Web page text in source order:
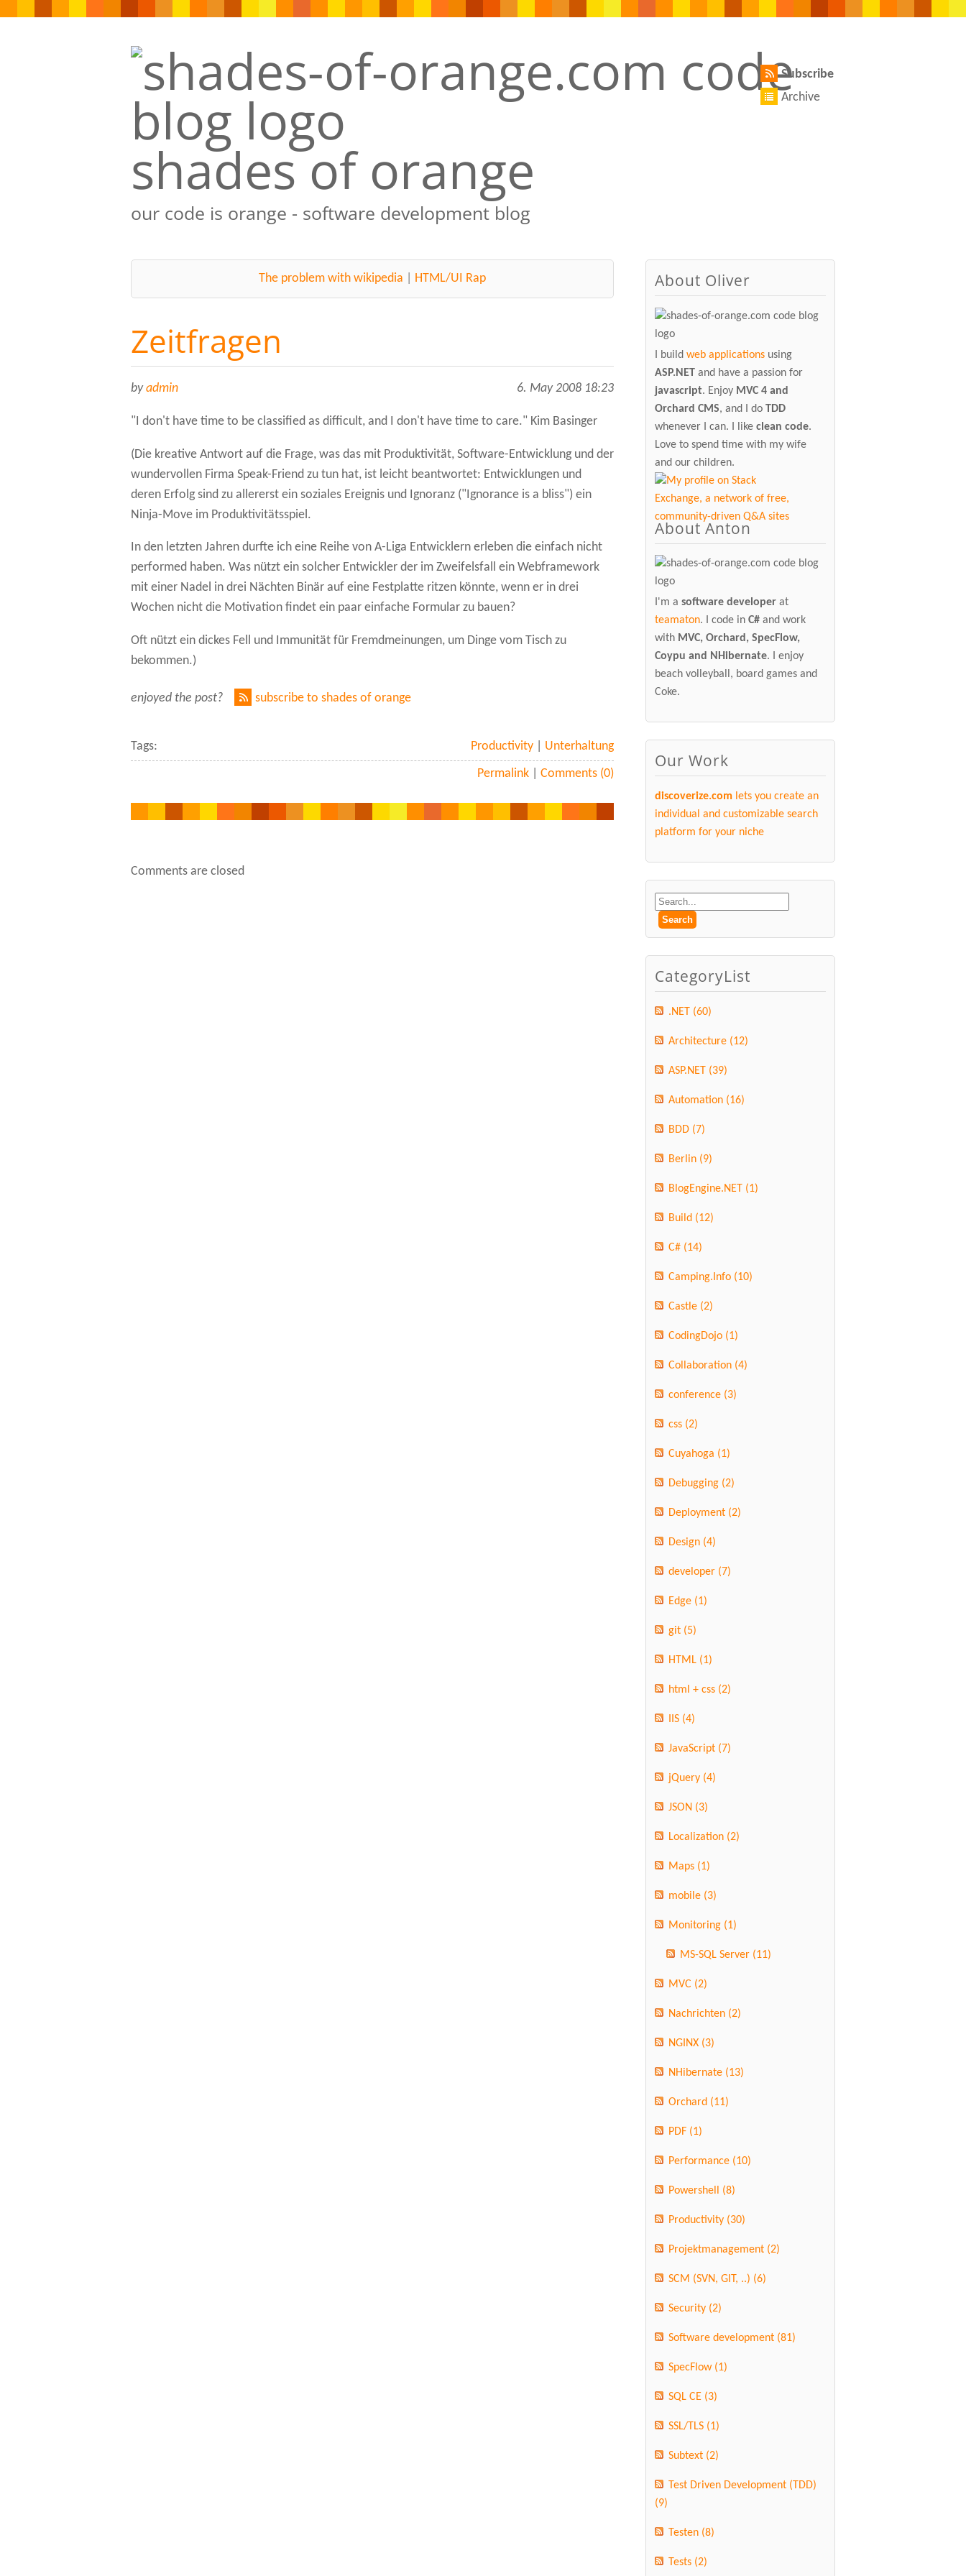
shades of orange
our code is orange - software development blog
Subscribe
Archive
The problem with wikipedia HTML/UI Rap
Zeitfragen
byadmin 6. May 2008 18:23
"I don't have time to be classified as difficult, and I don't have time to care." Kim Basinger
(Die kreative Antwort auf die Frage, was das mit Produktivität, Software-Entwicklung und der
wundervollen Firma Speak-Friend zu tun hat, ist leicht beantwortet: Entwicklungen und
deren Erfolg sind zu allererst ein soziales Ereignis und Ignoranz ("Ignorance is a bliss") ein
Ninja-Move im Produktivitätsspiel.
In den letzten Jahren durfte ich eine Reihe von A-Liga Entwicklern erleben die einfach nicht
performed haben. Was nützt ein solcher Entwickler der im Zweifelsfall ein Webframework
mit einer Nadel in drei Nächten Binär auf eine Festplatte ritzen könnte, wenn er in drei
Wochen nicht die Motivation findet ein paar einfache Formular zu bauen?
Oft nützt ein dickes Fell und Immunität für Fremdmeinungen, um Dinge vom Tisch zu
bekommen.)
enjoyed the post? subscribe to shades of orange
Tags: Productivity Unterhaltung
Permalink |Comments (0)
Comments are closed
About Oliver
I buildweb applications using
ASP.NET and have a passion for
javascript. Enjoy MVC 4 and
Orchard CMS, and I doTDD
whenever I can. I likeclean code.
Love to spend time with my wife
and our children.
About Anton
I'm asoftware developer at
teamaton. I code inC# and work
with MVC, Orchard, SpecFlow,
Coypu and NHibernate. I enjoy
beach volleyball, board games and
Coke.
Our Work
discoverize.com lets you create an
individual and customizable search
platform for your niche
CategoryList
.NET (60)
Architecture (12)
ASP.NET (39)
Automation (16)
BDD (7)
Berlin (9)
BlogEngine.NET (1)
Build (12)
C# (14)
Camping.Info (10)
Castle (2)
CodingDojo (1)
Collaboration (4)
conference (3)
css (2)
Cuyahoga (1)
Debugging (2)
Deployment (2)
Design (4)
developer (7)
Edge (1)
git (5)
HTML (1)
html + css (2)
IIS (4)
JavaScript (7)
jQuery (4)
JSON (3)
Localization (2)
Maps (1)
mobile (3)
Monitoring (1)
MS-SQL Server (11)
MVC (2)
Nachrichten (2)
NGINX (3)
NHibernate (13)
Orchard (11)
PDF (1)
Performance (10)
Powershell (8)
Productivity (30)
Projektmanagement (2)
SCM (SVN, GIT, ..) (6)
Security (2)
Software development (81)
SpecFlow (1)
SQL CE (3)
SSL/TLS (1)
Subtext (2)
Test Driven Development (TDD)
(9)
Testen (8)
Tests (2)